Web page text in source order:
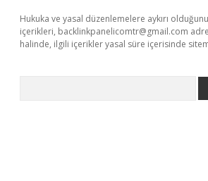
Hukuka ve yasal düzenlemelere aykırı
içerikleri, backlinkpanelicomtr@gmail.com
halinde, ilgili içerikler yasal süre içerisinde